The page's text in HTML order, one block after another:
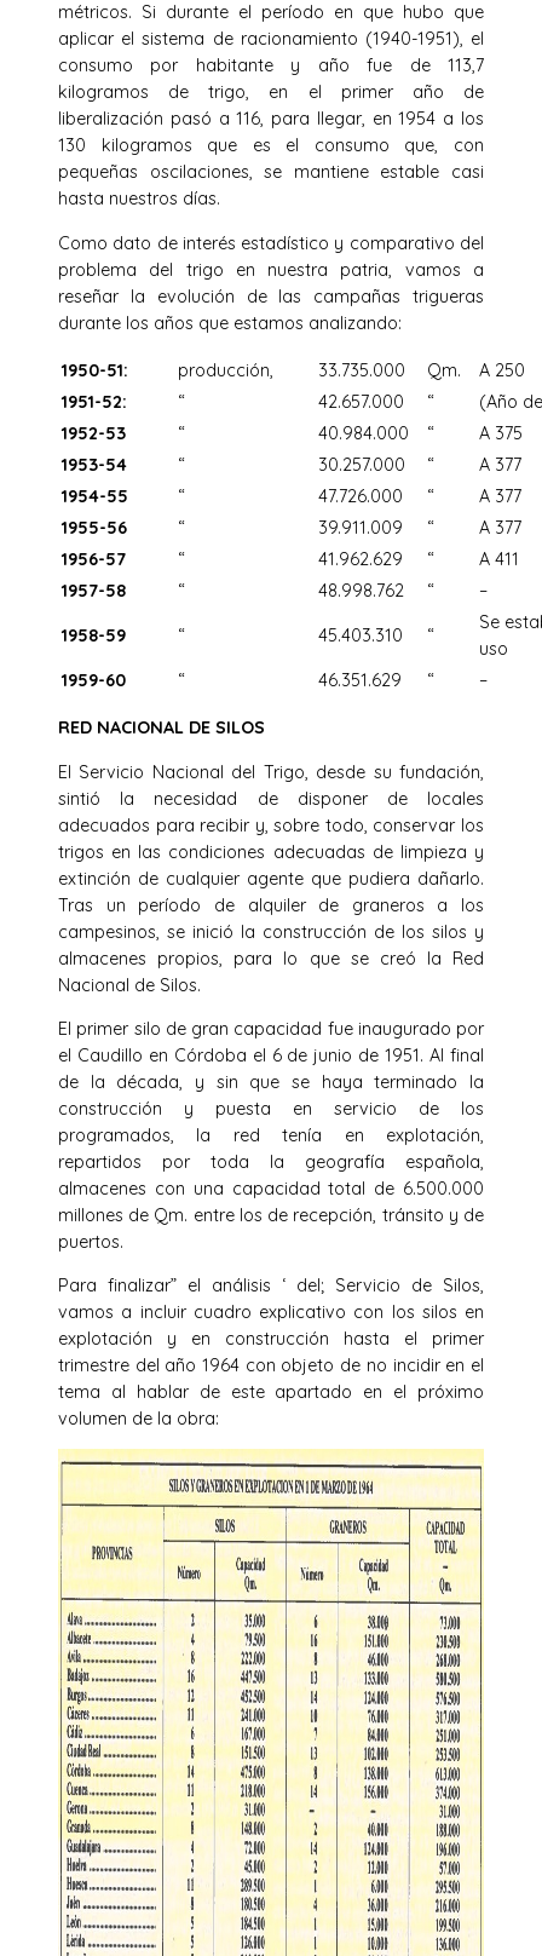
métricos. Si durante el período en que hubo que
aplicar el sistema de racionamiento (1940-1951), el
consumo por habitante y año fue de 113,7
kilogramos de trigo, en el primer año de
liberalización pasó a 116, para llegar, en 1954 a los
130 kilogramos que es el consumo que, con
pequeñas oscilaciones, se mantiene estable casi
hasta nuestros días.
Como dato de interés estadístico y comparativo del
problema del trigo en nuestra patria, vamos a
reseñar la evolución de las campañas trigueras
durante los años que estamos analizando:
1950-51: producción, 33.735.000 Qm.
A 250
1951-52:
“ 42.657.000 “
(Año
1952-53
“ 40.984.000 “
A 375
1953-54
“ 30.257.000 “
A 377
1954-55
“ 47.726.000 “
A 377
1955-56
“ 39.911.009 “
A 377
1956-57
“ 41.962.629 “
A 411
1957-58
“ 48.998.762 “ –
1958-59 “ 45.403.310 “
Se
uso
1959-60
“ 46.351.629 “ –
RED NACIONAL DE SILOS
El Servicio Nacional del Trigo, desde su fundación,
sintió la necesidad de disponer de locales
adecuados para recibir y, sobre todo, conservar los
trigos en las condiciones adecuadas de limpieza y
extinción de cualquier agente que pudiera dañarlo.
Tras un período de alquiler de graneros a los
campesinos, se inició la construcción de los silos y
almacenes propios, para lo que se creó la Red
Nacional de Silos.
El primer silo de gran capacidad fue inaugurado por
el Caudillo en Córdoba el 6 de junio de 1951. Al final
de la década, y sin que se haya terminado la
construcción y puesta en servicio de los
programados, la red tenía en explotación,
repartidos por toda la geografía española,
almacenes con una capacidad total de 6.500.000
millones de Qm. entre los de recepción, tránsito y de
puertos.
Para finalizar” el análisis ‘ del; Servicio de Silos,
vamos a incluir cuadro explicativo con los silos en
explotación y en construcción hasta el primer
trimestre del año 1964 con objeto de no incidir en el
tema al hablar de este apartado en el próximo
volumen de la obra: